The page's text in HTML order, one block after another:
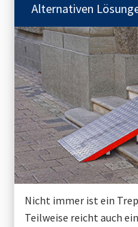
Alternativen
Nicht immer ist ein
Teilweise reicht auch